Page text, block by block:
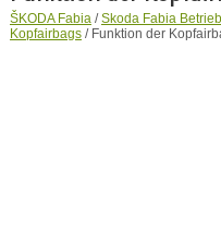
ŠKODA Fabia/Skoda Fabia
Kopfairbags/ Funktion der